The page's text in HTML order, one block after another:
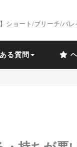
ショート/ブリーチ/バ
る質問